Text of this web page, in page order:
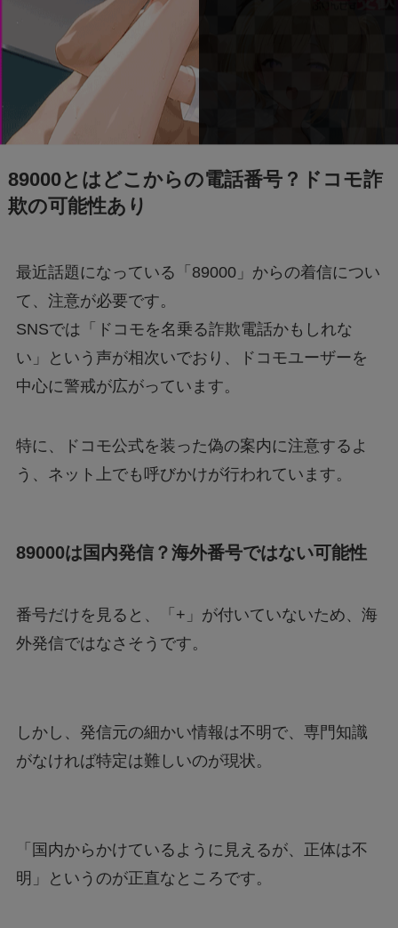
フェルメール展のtabiwa先行チケット待ち？ア
クセスできなくても買える？
FIFAワールドカップ2026はどこで見れる？配
信は無料で見れる？
BeReal 無制限はいつまで？終わりはいつな
モンストナルトコラボは引いたほうがいい？性
能評価を比較して検証！
Geminiでエラー1076になる！理由はなぜ？対
シーンを調査
89000とはどこからの電話番号？ドコモ詐
欺の可能性あり
最近話題になっている「89000」からの着信につい
て、注意が必要です。
SNSでは「ドコモを名乗る詐欺電話かもしれな
い」という声が相次いでおり、ドコモユーザーを
中心に警戒が広がっています。
特に、ドコモ公式を装った偽の案内に注意するよ
う、ネット上でも呼びかけが行われています。
89000は国内発信？海外番号ではない可能性
番号だけを見ると、「+」が付いていないため、海
外発信ではなさそうです。
しかし、発信元の細かい情報は不明で、専門知識
がなければ特定は難しいのが現状。
「国内からかけているように見えるが、正体は不
明」というのが正直なところです。